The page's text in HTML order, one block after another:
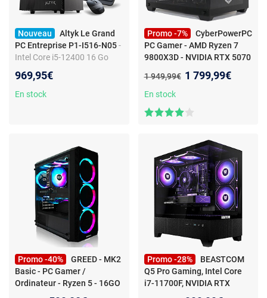
Nouveau
Altyk Le Grand
PC Entreprise P1-I516-N05-
Intel Core i5-12400 16 Go
Graphics 730 Wi-Fi AC
Windows 11 Professionnel
969,95€
En stock
Promo -7%
CyberPowerPC
PC Gamer - AMD Ryzen 7
9800X3D - NVIDIA RTX 5070
RAM - Windows 11 - PC
Gamer - NVIDIA RTX 5070 -
360 for Gamers inclus
Ancien prix :
1 949,99€ Nouveau prix :
1 799,99€
En stock
Promo -40%
GREED - MK2
Basic - PC Gamer /
Ordinateur - Ryzen 5 - 16GO
Promo -28%
BEASTCOM
Q5 Pro Gaming, Intel Core
i7-11700F, NVIDIA RTX